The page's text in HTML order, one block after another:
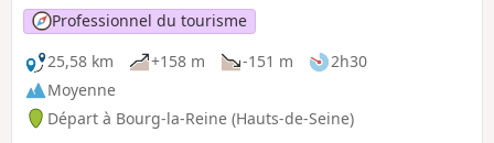
Professionnel du tourisme
25,58 km
+158 m -151 m
2h30
Moyenne
Départ à Bourg-la-Reine (Hauts-de-Seine)